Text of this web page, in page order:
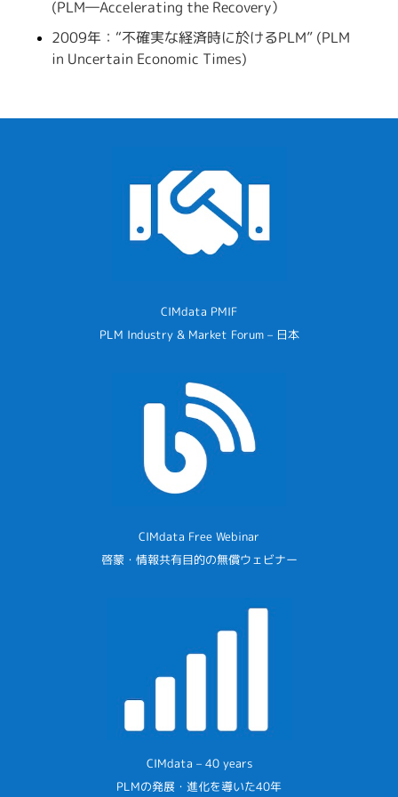
(PLM―Accelerating the Recovery）
2009年：“不確実な経済時に於けるPLM” (PLM
in Uncertain Economic Times)
CIMdata PMIF
PLM Industry & Market Forum – 日本
CIMdata Free Webinar
啓蒙・情報共有目的の無償ウェビナー
CIMdata – 40 years
PLMの発展・進化を導いた40年